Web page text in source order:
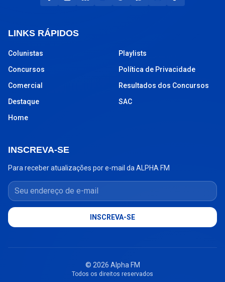
LINKS RÁPIDOS
Colunistas
Concursos
Comercial
Destaque
Home
Playlists
Política de Privacidade
Resultados dos Concursos
SAC
INSCREVA-SE
Para receber atualizações por e-mail da ALPHA FM
Seu endereço de e-mail
INSCREVA-SE
© 2026 Alpha FM
Todos os direitos reservados